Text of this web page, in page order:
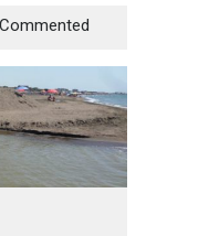
Commented